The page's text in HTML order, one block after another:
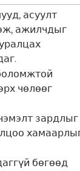
асуулт
ажилчдыг
чөлөөг
зардлыг
бөгөөд